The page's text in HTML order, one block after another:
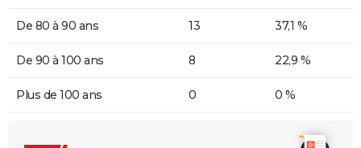
De 80 à 90 ans 13 37,1 %
De 90 à 100 ans 8 22,9 %
Plus de 100 ans 0 0 %